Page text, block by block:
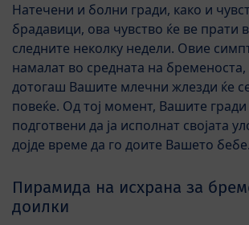
Натечени и болни гради, како и
брадавици, ова чувство ќе ве прати
следните неколку недели. Овие
намалат во средната на бременоста,
дотогаш Вашите млечни жлезди ќе
повеќе. Од тој момент, Вашите гради
подготвени да ја исполнат својата
дојде време да го доите Вашето бебе.
Пирамида на исхрана за
доилки